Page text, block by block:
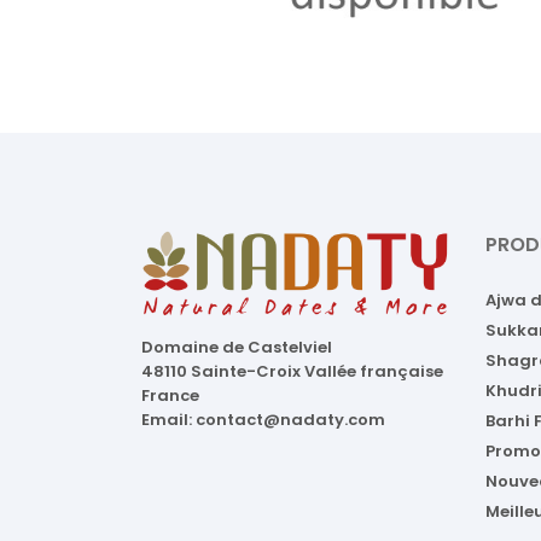
Domaine de Castelviel
48110 Sainte-Croix Vallée française
France
Email: contact@nadaty.com
Ajwa
Barhi